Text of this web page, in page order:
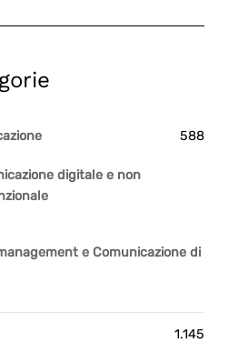
588
digitale e non
e Comunicazione di
1.145